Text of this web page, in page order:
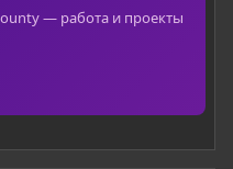
— работа и проекты